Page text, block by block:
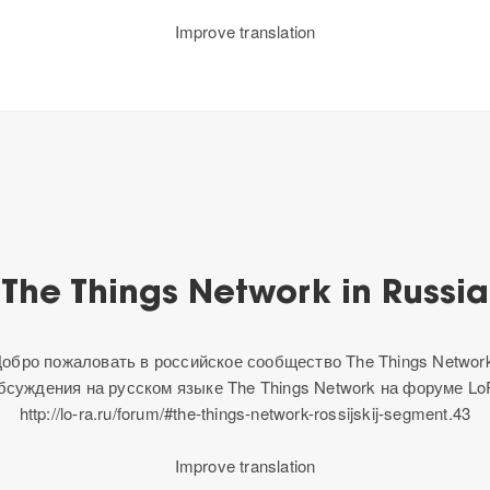
Improve translation
The Things Network in Russia
пожаловать в российское сообщество The Things
на русском языке The Things Network на форуме
http://lo-ra.ru/forum/#the-things-network-rossijskij-segment.43
Improve translation